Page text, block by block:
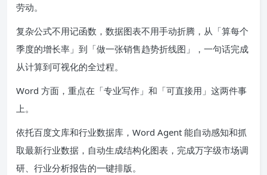
劳动。
复杂公式不用记函数，数据图表不用手动折腾，从「算每个
季度的增长率」到「做一张销售趋势折线图」，一句话完成
从计算到可视化的全过程。
Word 方面，重点在「专业写作」和「可直接用」这两件事
上。
依托百度文库和行业数据库，Word Agent 能自动感知和抓
取最新行业数据，自动生成结构化图表，完成万字级市场调
研、行业分析报告的一键排版。